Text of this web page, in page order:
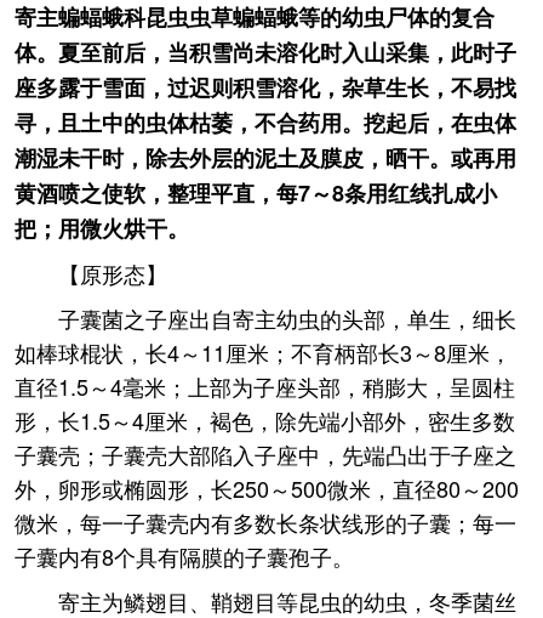
寄主蝙蝠蛾科昆虫虫草蝙蝠蛾等的幼虫尸体的复合
体。夏至前后，当积雪尚未溶化时入山采集，此时子
座多露于雪面，过迟则积雪溶化，杂草生长，不易找
寻，且土中的虫体枯萎，不合药用。挖起后，在虫体
潮湿未干时，除去外层的泥土及膜皮，晒干。或再用
黄酒喷之使软，整理平直，每7～8条用红线扎成小
把；用微火烘干。
【原形态】
子囊菌之子座出自寄主幼虫的头部，单生，细长
如棒球棍状，长4～11厘米；不育柄部长3～8厘米，
直径1.5～4毫米；上部为子座头部，稍膨大，呈圆柱
形，长1.5～4厘米，褐色，除先端小部外，密生多数
子囊壳；子囊壳大部陷入子座中，先端凸出于子座之
外，卵形或椭圆形，长250～500微米，直径80～200
微米，每一子囊壳内有多数长条状线形的子囊；每一
子囊内有8个具有隔膜的子囊孢子。
寄主为鳞翅目、鞘翅目等昆虫的幼虫，冬季菌丝